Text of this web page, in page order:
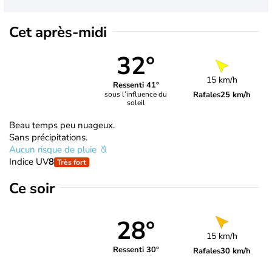
Cet après-midi
32°
Ressenti 41°
sous l’influence du
soleil
15 km/h
Rafales25 km/h
Beau temps peu nuageux.
Sans précipitations.
Aucun risque de pluie
Indice UV8 Très fort
Ce soir
28°
Ressenti 30°
15 km/h
Rafales30 km/h